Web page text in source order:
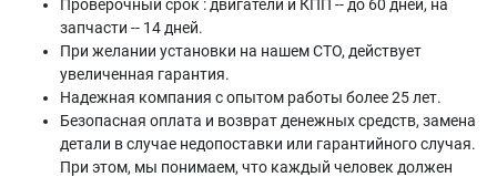
Проверочный срок : двигатели и КПП -- до 60 дней, на
запчасти -- 14 дней.
При желании установки на нашем СТО, действует
увеличенная гарантия.
Надежная компания с опытом работы более 25 лет.
Безопасная оплата и возврат денежных средств, замена
детали в случае недопоставки или гарантийного случая.
При этом, мы понимаем, что каждый человек должен